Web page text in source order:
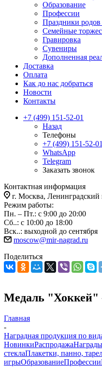
Образование
Профессии
Праздники родов
Семейные
Гравировка
Сувениры
Дополненная
Доставка
Оплата
Как до нас добраться
Новости
Контакты
+7 (499) 151-52-01
Назад
Телефоны
+7 (499) 151-52-01
WhatsApp
Telegram
Заказать звонок
Контактная информация
г. Москва, Ленинградский
Режим работы:
Пн. – Пт.: с 9:00 до 20:00
Сб..: с 10:00 до 18:00
Вск..: выходной до сентября
moscow@mir-nagrad.ru
Поделиться
Медаль "Хоккей"
Главная
-
Наградная продукция по
НовинкиРаспродажа
стеклаПлакетки, панно,
игрыОбразованиеПрофессии